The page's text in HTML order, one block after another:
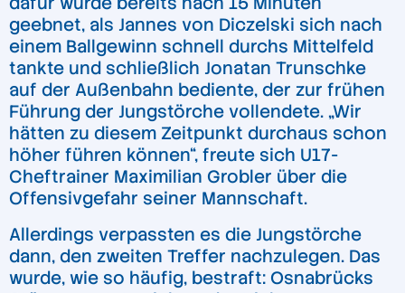
geebnet, als Jannes von Diczelski sich nach
einem Ballgewinn schnell durchs Mittelfeld
tankte und schließlich Jonatan Trunschke
auf der Außenbahn bediente, der zur frühen
Führung der Jungstörche vollendete. „Wir
hätten zu diesem Zeitpunkt durchaus schon
höher führen können“, freute sich U17-
Cheftrainer Maximilian Grobler über die
Offensivgefahr seiner Mannschaft.
Allerdings verpassten es die Jungstörche
dann, den zweiten Treffer nachzulegen. Das
wurde, wie so häufig, bestraft: Osnabrücks